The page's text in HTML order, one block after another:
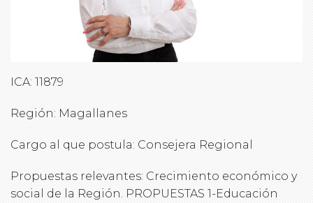
ICA: 11879
Región: Magallanes
Cargo al que postula: Consejera Regional
Propuestas relevantes: Crecimiento económico y
social de la Región. PROPUESTAS 1-Educación